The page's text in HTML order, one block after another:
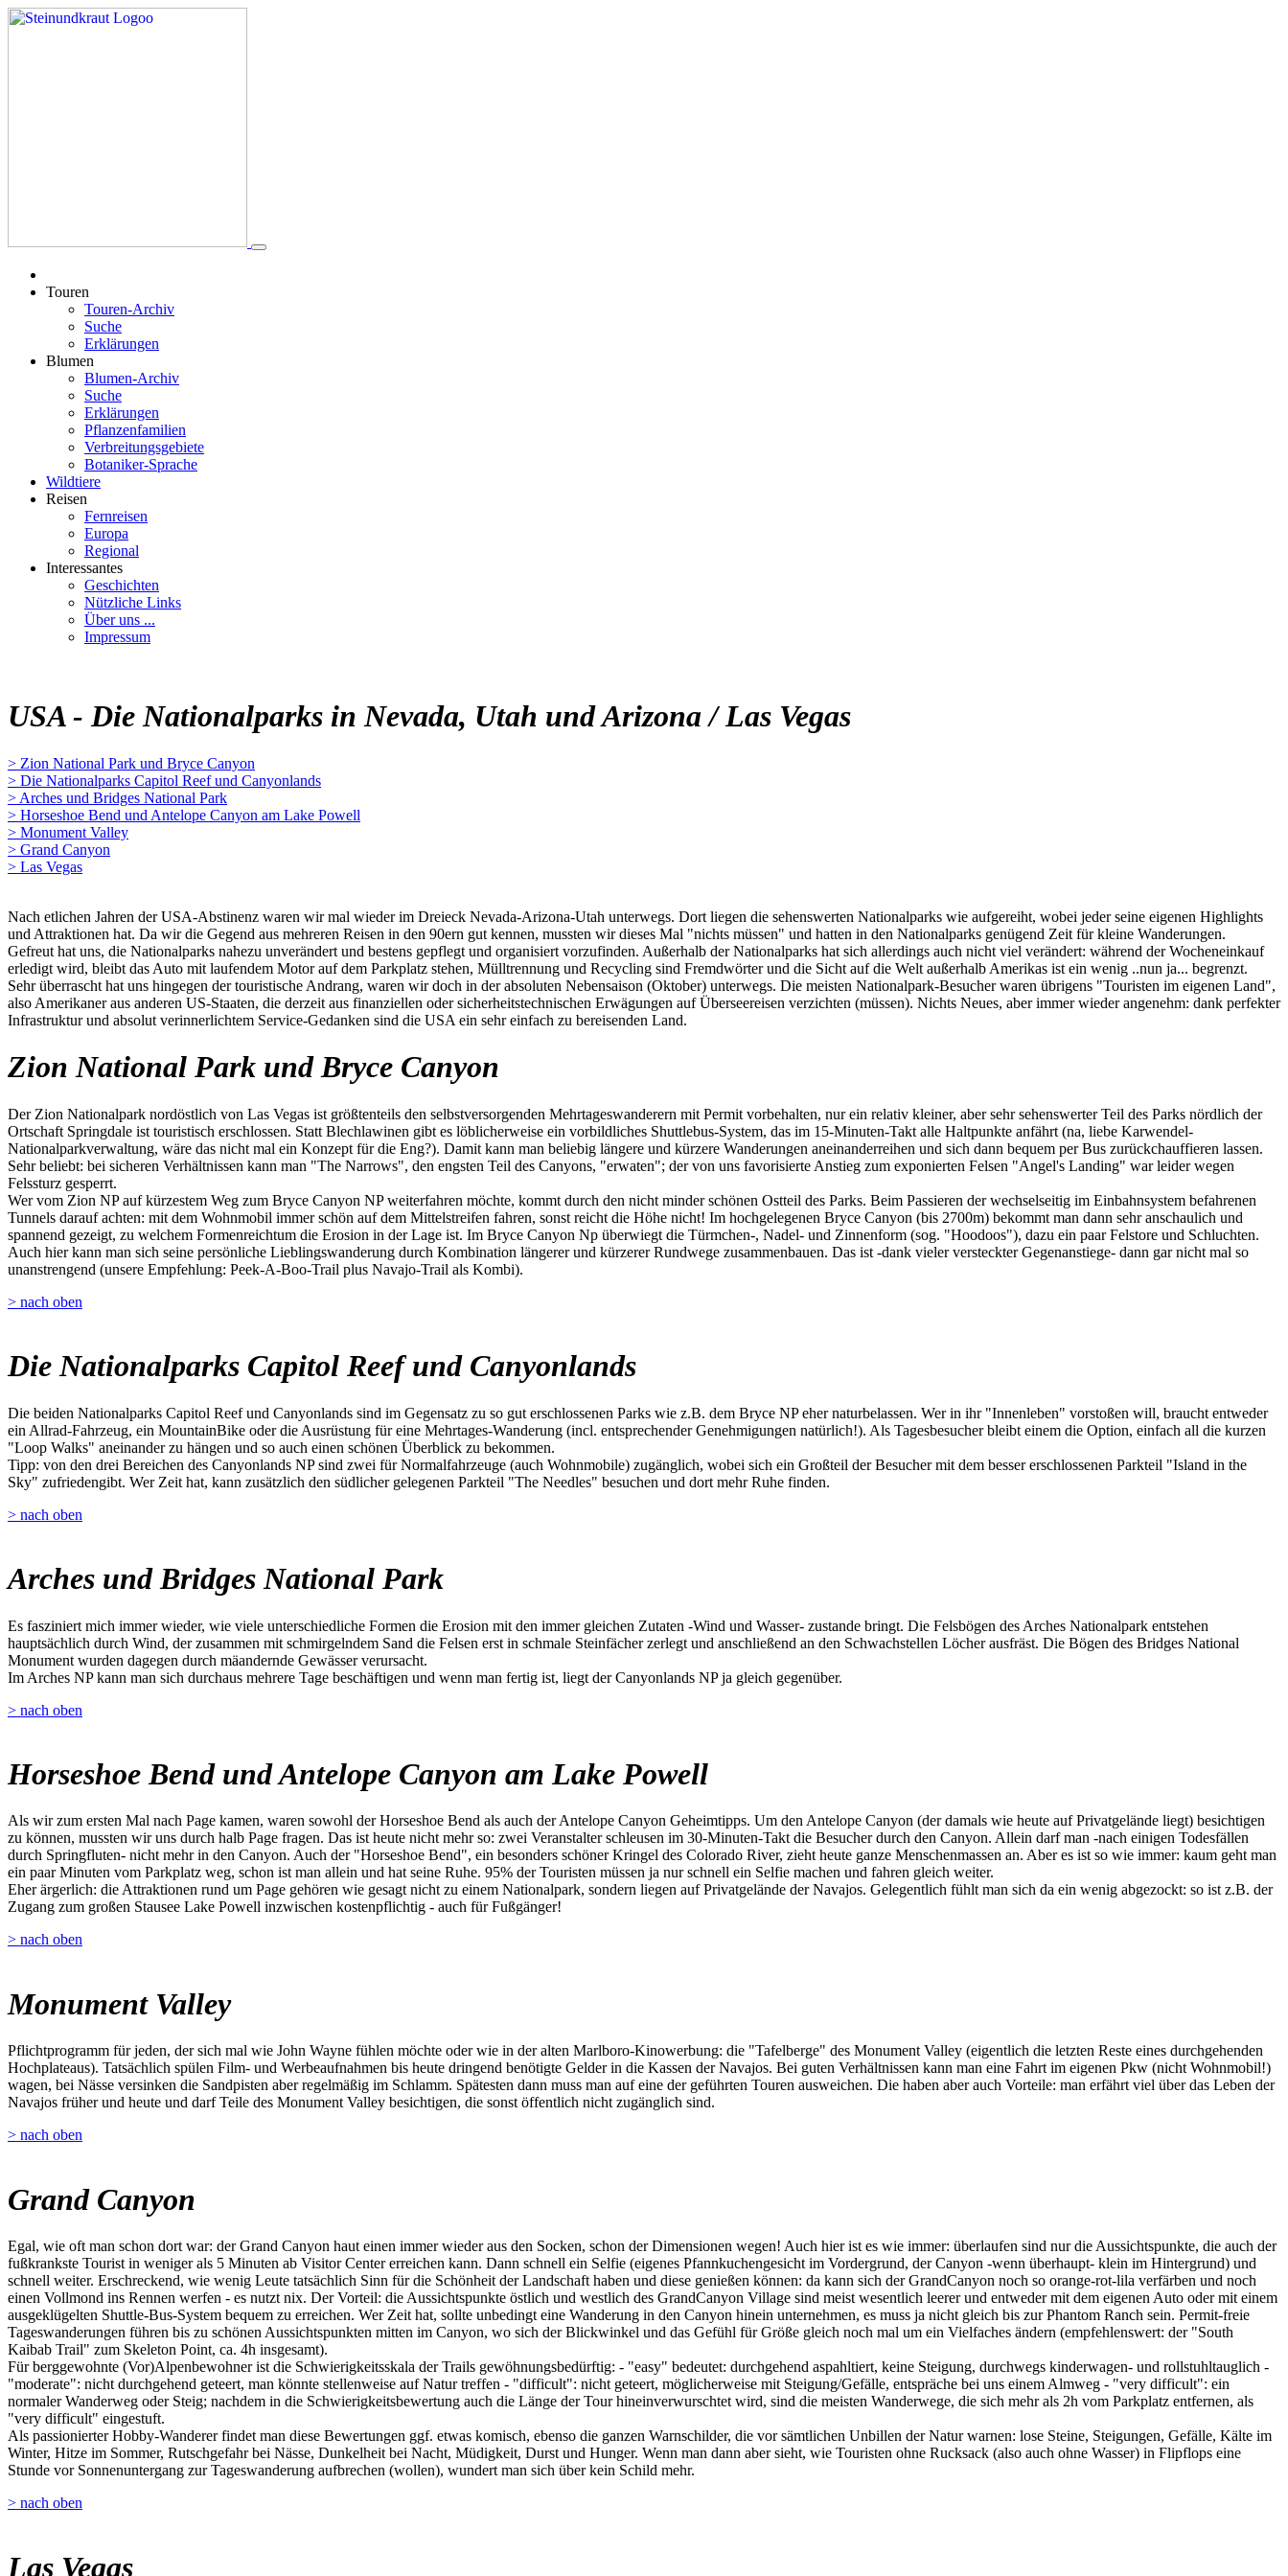
Touren
Touren-Archiv
Suche
Erklärungen
Blumen
Blumen-Archiv
Suche
Erklärungen
Pflanzenfamilien
Verbreitungsgebiete
Botaniker-Sprache
Wildtiere
Reisen
Fernreisen
Europa
Regional
Interessantes
Geschichten
Nützliche Links
Über uns ...
Impressum
USA - Die Nationalparks in Nevada, Utah und Arizona / Las Vegas
> Zion National Park und Bryce Canyon
> Die Nationalparks Capitol Reef und Canyonlands
> Arches und Bridges National Park
> Horseshoe Bend und Antelope Canyon am Lake Powell
> Monument Valley
> Grand Canyon
> Las Vegas
Nach etlichen Jahren der USA-Abstinenz waren wir mal wieder im Dreieck Nevada-Arizona-Utah unterwegs. Dort liegen die sehenswerten Nationalparks wie aufgereiht, wobei jeder seine eigenen Highlights
und Attraktionen hat. Da wir die Gegend aus mehreren Reisen in den 90ern gut kennen, mussten wir dieses Mal "nichts müssen" und hatten in den Nationalparks genügend Zeit für kleine Wanderungen.
Gefreut hat uns, die Nationalparks nahezu unverändert und bestens gepflegt und organisiert vorzufinden. Außerhalb der Nationalparks hat sich allerdings auch nicht viel verändert: während der Wocheneinkauf
erledigt wird, bleibt das Auto mit laufendem Motor auf dem Parkplatz stehen, Mülltrennung und Recycling sind Fremdwörter und die Sicht auf die Welt außerhalb Amerikas ist ein wenig ..nun ja... begrenzt.
Sehr überrascht hat uns hingegen der touristische Andrang, waren wir doch in der absoluten Nebensaison (Oktober) unterwegs. Die meisten Nationalpark-Besucher waren übrigens "Touristen im eigenen Land",
also Amerikaner aus anderen US-Staaten, die derzeit aus finanziellen oder sicherheitstechnischen Erwägungen auf Überseereisen verzichten (müssen). Nichts Neues, aber immer wieder angenehm: dank perfekter
Infrastruktur und absolut verinnerlichtem Service-Gedanken sind die USA ein sehr einfach zu bereisenden Land.
Zion National Park und Bryce Canyon
Der Zion Nationalpark nordöstlich von Las Vegas ist größtenteils den selbstversorgenden Mehrtageswanderern mit Permit vorbehalten, nur ein relativ kleiner, aber sehr sehenswerter Teil des Parks nördlich der
Ortschaft Springdale ist touristisch erschlossen. Statt Blechlawinen gibt es löblicherweise ein vorbildliches Shuttlebus-System, das im 15-Minuten-Takt alle Haltpunkte anfährt (na, liebe Karwendel-
Nationalparkverwaltung, wäre das nicht mal ein Konzept für die Eng?). Damit kann man beliebig längere und kürzere Wanderungen aneinanderreihen und sich dann bequem per Bus zurückchauffieren lassen.
Sehr beliebt: bei sicheren Verhältnissen kann man "The Narrows", den engsten Teil des Canyons, "erwaten"; der von uns favorisierte Anstieg zum exponierten Felsen "Angel's Landing" war leider wegen
Felssturz gesperrt.
Wer vom Zion NP auf kürzestem Weg zum Bryce Canyon NP weiterfahren möchte, kommt durch den nicht minder schönen Ostteil des Parks. Beim Passieren der wechselseitig im Einbahnsystem befahrenen
Tunnels darauf achten: mit dem Wohnmobil immer schön auf dem Mittelstreifen fahren, sonst reicht die Höhe nicht! Im hochgelegenen Bryce Canyon (bis 2700m) bekommt man dann sehr anschaulich und
spannend gezeigt, zu welchem Formenreichtum die Erosion in der Lage ist. Im Bryce Canyon Np überwiegt die Türmchen-, Nadel- und Zinnenform (sog. "Hoodoos"), dazu ein paar Felstore und Schluchten.
Auch hier kann man sich seine persönliche Lieblingswanderung durch Kombination längerer und kürzerer Rundwege zusammenbauen. Das ist -dank vieler versteckter Gegenanstiege- dann gar nicht mal so
unanstrengend (unsere Empfehlung: Peek-A-Boo-Trail plus Navajo-Trail als Kombi).
> nach oben
Die Nationalparks Capitol Reef und Canyonlands
Die beiden Nationalparks Capitol Reef und Canyonlands sind im Gegensatz zu so gut erschlossenen Parks wie z.B. dem Bryce NP eher naturbelassen. Wer in ihr "Innenleben" vorstoßen will, braucht entweder
ein Allrad-Fahrzeug, ein MountainBike oder die Ausrüstung für eine Mehrtages-Wanderung (incl. entsprechender Genehmigungen natürlich!). Als Tagesbesucher bleibt einem die Option, einfach all die kurzen
"Loop Walks" aneinander zu hängen und so auch einen schönen Überblick zu bekommen.
Tipp: von den drei Bereichen des Canyonlands NP sind zwei für Normalfahrzeuge (auch Wohnmobile) zugänglich, wobei sich ein Großteil der Besucher mit dem besser erschlossenen Parkteil "Island in the
Sky" zufriedengibt. Wer Zeit hat, kann zusätzlich den südlicher gelegenen Parkteil "The Needles" besuchen und dort mehr Ruhe finden.
> nach oben
Arches und Bridges National Park
Es fasziniert mich immer wieder, wie viele unterschiedliche Formen die Erosion mit den immer gleichen Zutaten -Wind und Wasser- zustande bringt. Die Felsbögen des Arches Nationalpark entstehen
hauptsächlich durch Wind, der zusammen mit schmirgelndem Sand die Felsen erst in schmale Steinfächer zerlegt und anschließend an den Schwachstellen Löcher ausfräst. Die Bögen des Bridges National
Monument wurden dagegen durch mäandernde Gewässer verursacht.
Im Arches NP kann man sich durchaus mehrere Tage beschäftigen und wenn man fertig ist, liegt der Canyonlands NP ja gleich gegenüber.
> nach oben
Horseshoe Bend und Antelope Canyon am Lake Powell
Als wir zum ersten Mal nach Page kamen, waren sowohl der Horseshoe Bend als auch der Antelope Canyon Geheimtipps. Um den Antelope Canyon (der damals wie heute auf Privatgelände liegt) besichtigen
zu können, mussten wir uns durch halb Page fragen. Das ist heute nicht mehr so: zwei Veranstalter schleusen im 30-Minuten-Takt die Besucher durch den Canyon. Allein darf man -nach einigen Todesfällen
durch Springfluten- nicht mehr in den Canyon. Auch der "Horseshoe Bend", ein besonders schöner Kringel des Colorado River, zieht heute ganze Menschenmassen an. Aber es ist so wie immer: kaum geht man
ein paar Minuten vom Parkplatz weg, schon ist man allein und hat seine Ruhe. 95% der Touristen müssen ja nur schnell ein Selfie machen und fahren gleich weiter.
Eher ärgerlich: die Attraktionen rund um Page gehören wie gesagt nicht zu einem Nationalpark, sondern liegen auf Privatgelände der Navajos. Gelegentlich fühlt man sich da ein wenig abgezockt: so ist z.B. der
Zugang zum großen Stausee Lake Powell inzwischen kostenpflichtig - auch für Fußgänger!
> nach oben
Monument Valley
Pflichtprogramm für jeden, der sich mal wie John Wayne fühlen möchte oder wie in der alten Marlboro-Kinowerbung: die "Tafelberge" des Monument Valley (eigentlich die letzten Reste eines durchgehenden
Hochplateaus). Tatsächlich spülen Film- und Werbeaufnahmen bis heute dringend benötigte Gelder in die Kassen der Navajos. Bei guten Verhältnissen kann man eine Fahrt im eigenen Pkw (nicht Wohnmobil!)
wagen, bei Nässe versinken die Sandpisten aber regelmäßig im Schlamm. Spätesten dann muss man auf eine der geführten Touren ausweichen. Die haben aber auch Vorteile: man erfährt viel über das Leben der
Navajos früher und heute und darf Teile des Monument Valley besichtigen, die sonst öffentlich nicht zugänglich sind.
> nach oben
Grand Canyon
Egal, wie oft man schon dort war: der Grand Canyon haut einen immer wieder aus den Socken, schon der Dimensionen wegen! Auch hier ist es wie immer: überlaufen sind nur die Aussichtspunkte, die auch der
fußkrankste Tourist in weniger als 5 Minuten ab Visitor Center erreichen kann. Dann schnell ein Selfie (eigenes Pfannkuchengesicht im Vordergrund, der Canyon -wenn überhaupt- klein im Hintergrund) und
schnell weiter. Erschreckend, wie wenig Leute tatsächlich Sinn für die Schönheit der Landschaft haben und diese genießen können: da kann sich der GrandCanyon noch so orange-rot-lila verfärben und noch
einen Vollmond ins Rennen werfen - es nutzt nix. Der Vorteil: die Aussichtspunkte östlich und westlich des GrandCanyon Village sind meist wesentlich leerer und entweder mit dem eigenen Auto oder mit einem
ausgeklügelten Shuttle-Bus-System bequem zu erreichen. Wer Zeit hat, sollte unbedingt eine Wanderung in den Canyon hinein unternehmen, es muss ja nicht gleich bis zur Phantom Ranch sein. Permit-freie
Tageswanderungen führen bis zu schönen Aussichtspunkten mitten im Canyon, wo sich der Blickwinkel und das Gefühl für Größe gleich noch mal um ein Vielfaches ändern (empfehlenswert: der "South
Kaibab Trail" zum Skeleton Point, ca. 4h insgesamt).
Für berggewohnte (Vor)Alpenbewohner ist die Schwierigkeitsskala der Trails gewöhnungsbedürftig: - "easy" bedeutet: durchgehend aspahltiert, keine Steigung, durchwegs kinderwagen- und rollstuhltauglich -
"moderate": nicht durchgehend geteert, man könnte stellenweise auf Natur treffen - "difficult": nicht geteert, möglicherweise mit Steigung/Gefälle, entspräche bei uns einem Almweg - "very difficult": ein
normaler Wanderweg oder Steig; nachdem in die Schwierigkeitsbewertung auch die Länge der Tour hineinverwurschtet wird, sind die meisten Wanderwege, die sich mehr als 2h vom Parkplatz entfernen, als
"very difficult" eingestuft.
Als passionierter Hobby-Wanderer findet man diese Bewertungen ggf. etwas komisch, ebenso die ganzen Warnschilder, die vor sämtlichen Unbillen der Natur warnen: lose Steine, Steigungen, Gefälle, Kälte im
Winter, Hitze im Sommer, Rutschgefahr bei Nässe, Dunkelheit bei Nacht, Müdigkeit, Durst und Hunger. Wenn man dann aber sieht, wie Touristen ohne Rucksack (also auch ohne Wasser) in Flipflops eine
Stunde vor Sonnenuntergang zur Tageswanderung aufbrechen (wollen), wundert man sich über kein Schild mehr.
> nach oben
Las Vegas